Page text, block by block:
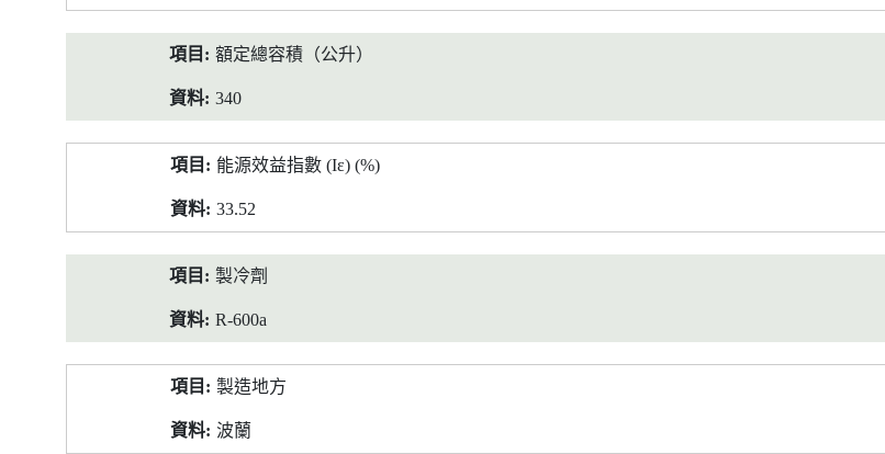
額定總容積（公升）
340
能源效益指數 (Iε) (%)
33.52
製冷劑
R-600a
製造地方
波蘭